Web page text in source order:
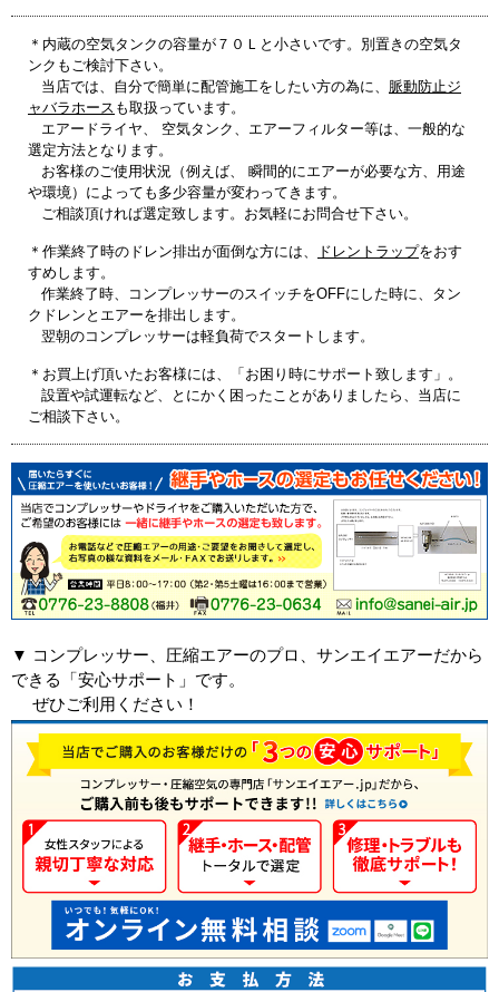
＊内蔵の空気タンクの容量が７０Ｌと小さいです。別置きの空気タ
ンクもご検討下さい。
当店では、自分で簡単に配管施工をしたい方の為に、 脈動防止ジ
ャバラホース も取扱っています。
エアードライヤ、 空気タンク、エアーフィルター等は、一般的な
選定方法となります。
お客様のご使用状況（例えば、 瞬間的にエアーが必要な方、用途
や環境）によっても多少容量が変わってきます。
ご相談頂ければ選定致します。お気軽にお問合せ下さい。
＊作業終了時のドレン排出が面倒な方には、 ドレントラップをおす
すめします。
作業終了時、コンプレッサーのスイッチをOFFにした時に、タン
クドレンとエアーを排出します。
翌朝のコンプレッサーは軽負荷でスタートします。
＊お買上げ頂いたお客様には、「お困り時にサポート致します」。
設置や試運転など、とにかく困ったことがありましたら、当店に
ご相談下さい。
▼ コンプレッサー、圧縮エアーのプロ、サンエイエアーだから
できる「安心サポート」です。
ぜひご利用ください！